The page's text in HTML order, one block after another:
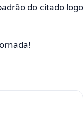
do citado logo